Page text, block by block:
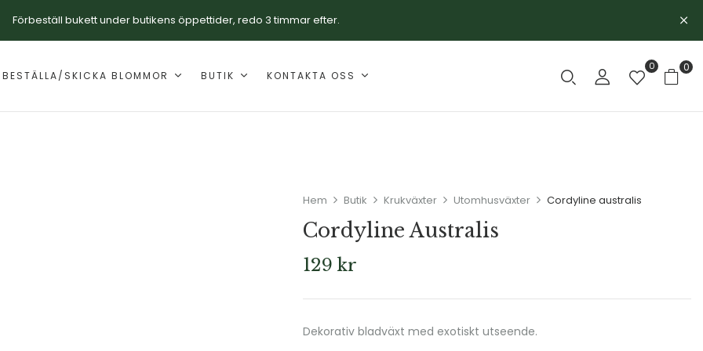
Förbeställ bukett under butikens öppettider, redo 3 timmar efter.
SKICKA BLOMMOR BUTIK KONTAKTA OSS
0 0
Hem Butik Krukväxter Utomhusväxter Cordyline australis
Cordyline Australis
129 kr
Dekorativ bladväxt med exotiskt utseende.